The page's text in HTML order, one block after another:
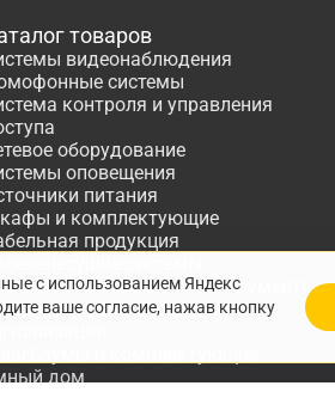
товаров
видеонаблюдения
системы
контроля и управления
оборудование
оповещения
питания
и комплектующие
продукция
материалы, Инструменты
охранно-пожарной
дом
с использованием Яндекс
ваше согласие, нажав кнопку